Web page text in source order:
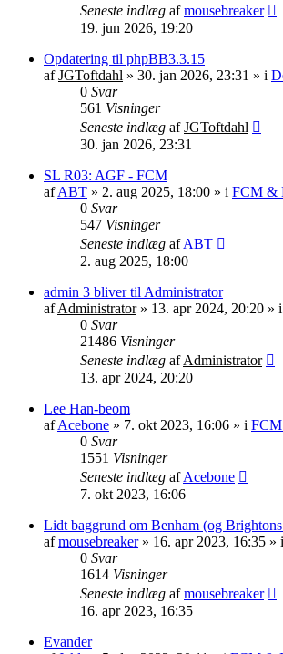
Seneste indlæg afmousebreaker
19. jun 2026, 19:20
Opdatering til phpBB3.3.15
afJGToftdahl » 30. jan 2026, 23:31 » i
0 Svar
561 Visninger
Seneste indlæg afJGToftdahl
30. jan 2026, 23:31
SL R03: AGF - FCM
afABT » 2. aug 2025, 18:00 » i FCM &
0 Svar
547 Visninger
Seneste indlæg afABT
2. aug 2025, 18:00
admin 3 bliver til Administrator
afAdministrator» 13. apr 2024, 20:20 » i
0 Svar
21486 Visninger
Seneste indlæg afAdministrator
13. apr 2024, 20:20
Lee Han-beom
afAcebone » 7. okt 2023, 16:06 » i
0 Svar
1551 Visninger
Seneste indlæg afAcebone
7. okt 2023, 16:06
Lidt baggrund om Benham (og
afmousebreaker» 16. apr 2023, 16:35 » i
0 Svar
1614 Visninger
Seneste indlæg afmousebreaker
16. apr 2023, 16:35
Evander